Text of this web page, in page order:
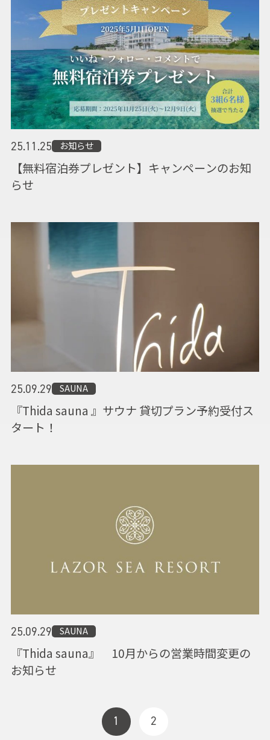
25.11.25 お知らせ
【無料宿泊券プレゼント】キャンペーンのお知
らせ
25.09.29 SAUNA
『Thida sauna 』サウナ 貸切プラン予約受付ス
タート！
25.09.29 SAUNA
『Thida sauna』 10月からの営業時間変更の
お知らせ
1 2